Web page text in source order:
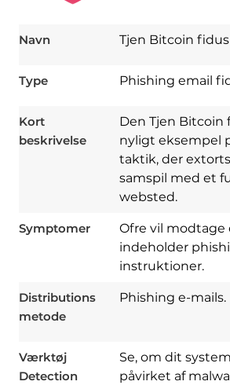
Navn Tjen Bitcoin fidus
Type Phishing email
Kort
beskrivelse
Den Tjen Bitcoin
nyligt eksempel
taktik, der
samspil med et
websted.
Symptomer
Ofre vil modtage
indeholder
instruktioner.
Distributions
metode
Phishing e-mails.
Værktøj
Detection
Se, om dit
påvirket af
Download